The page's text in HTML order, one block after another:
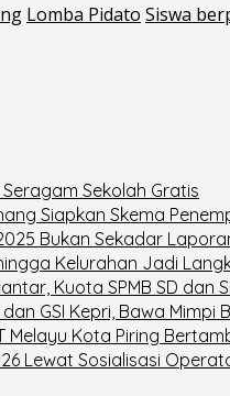
Lomba Pidato Siswa
Sekolah Gratis
Siapkan Skema
Bukan Sekadar
Kelurahan Jadi
Kuota SPMB SD dan
GSI Kepri, Bawa Mimpi
Melayu Kota Piring
Lewat Sosialisasi